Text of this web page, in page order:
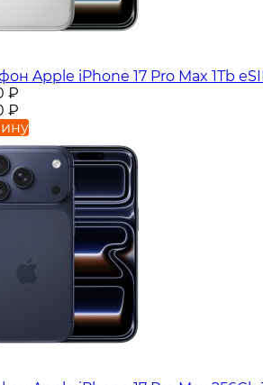
Apple iPhone 17 Pro Max 1Tb
₽
₽